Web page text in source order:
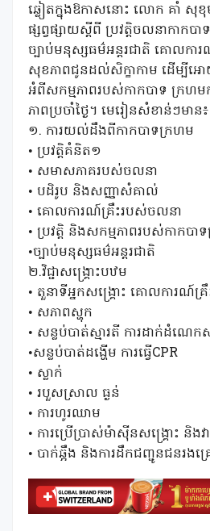
ឆ្លៀតក្នុងឱកាសនោះ លោក គាំ សុ
ផ្សព្វផ្សាយស្ដីពី ប្រវត្តិចលនាកាក
ច្បាប់មនុស្សធម៌អន្តរជាតិ គោលកា
សុខភាពជូនដល់សិក្ខាកាម ដើម្បី
អំពីសកម្មភាពរបស់កាកបាទ ក្រហម
ភាពប្រចាំថ្ងៃ។ មេរៀនសំខាន់ៗមាន៖
១. ការយល់ដឹងពីកាកបាទក្រហម
• ប្រវត្តិគំនិត១
• សមាសភាគរបស់ចលនា
• បដិរូប និងសញ្ញាសំគាល់
• គោលការណ៍គ្រឹះរបស់ចលនា
• ប្រវត្តិ និងសកម្មភាពរបស់កាកបា
•ច្បាប់មនុស្សធម៌អន្តរជាតិ
២.វិជ្ជាសង្គ្រោះបឋម
• តួនាទីអ្នកសង្រ្គោះ គោលការណ៍គ្រឹ
• សភាពស្ហុក
• សន្លប់បាត់ស្មារតី ការដាក់ដំណេក
•សន្លប់បាត់ដង្ហើម ការធ្វើCPR
• ស្លាក់
• របួសស្រាល ធ្ងន់
• ការហូរឈាម
• ការប្រើប្រាស់ម៉ាស៊ីនសង្គ្រោះ និង
• បាក់ឆ្អឹង និងការដឹកជញ្ជូនជនរងគ្